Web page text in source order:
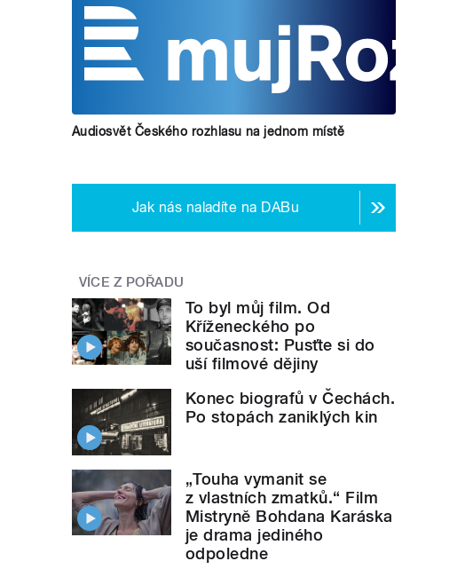
Audiosvět Českého rozhlasu na jednom místě
Jak nás naladíte na DABu
VÍCE Z POŘADU
To byl můj film. Od
Kříženeckého po
současnost: Pusťte si do
uší filmové dějiny
Konec biografů v Čechách.
Po stopách zaniklých kin
„Touha vymanit se
z vlastních zmatků.“ Film
Mistryně Bohdana Karáska
je drama jediného
odpoledne